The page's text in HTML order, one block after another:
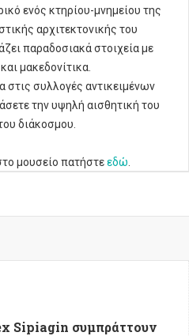
ενός κτηρίου-μνημείου της
αρχιτεκτονικής του
παραδοσιακά στοιχεία με
μακεδονίτικα.
στις συλλογές αντικειμένων
την υψηλή αισθητική του
διάκοσμου.
μουσείο πατήστεεδώ
Sipiagin συμπράττουν